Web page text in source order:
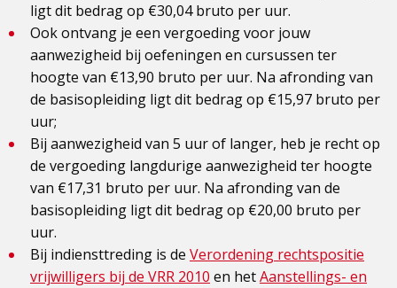
ligt dit bedrag op €30,04 bruto per uur.
Ook ontvang je een vergoeding voor jouw
aanwezigheid bij oefeningen en cursussen ter
hoogte van €13,90 bruto per uur. Na afronding van
de basisopleiding ligt dit bedrag op €15,97 bruto per
uur;
Bij aanwezigheid van 5 uur of langer, heb je recht op
de vergoeding langdurige aanwezigheid ter hoogte
van €17,31 bruto per uur. Na afronding van de
basisopleiding ligt dit bedrag op €20,00 bruto per
uur.
Bij indiensttreding is de Verordening rechtspositie
vrijwilligers bij de VRR 2010 en hetAanstellings- en